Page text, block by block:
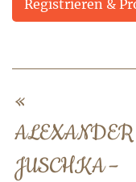
Registrieren &
«
ALEXANDER
JUSCHKA –